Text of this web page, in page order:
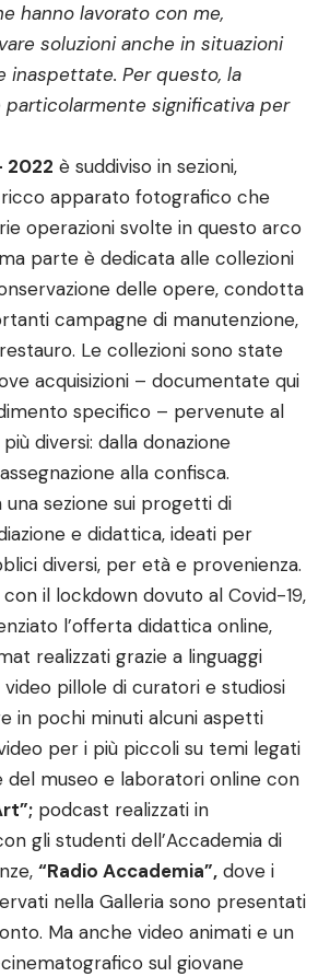
hanno lavorato con me,
soluzioni anche in situazioni
inaspettate. Per questo, la
particolarmente significativa per
2022 è suddiviso in sezioni,
apparato fotografico che
operazioni svolte in questo arco
parte è dedicata alle collezioni
delle opere, condotta
campagne di manutenzione,
Le collezioni sono state
acquisizioni – documentate qui
specifico – pervenute al
diversi: dalla donazione
alla confisca.
sezione sui progetti di
e didattica, ideati per
diversi, per età e provenienza.
il lockdown dovuto al Covid-19,
l’offerta didattica online,
realizzati grazie a linguaggi
pillole di curatori e studiosi
in pochi minuti alcuni aspetti
per i più piccoli su temi legati
del museo e laboratori online con
podcast realizzati in
gli studenti dell’Accademia di
“Radio Accademia”, dove i
nella Galleria sono presentati
Ma anche video animati e un
sul giovane